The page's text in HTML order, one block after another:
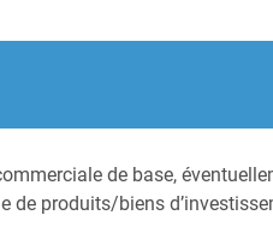
de base,
de produits/biens